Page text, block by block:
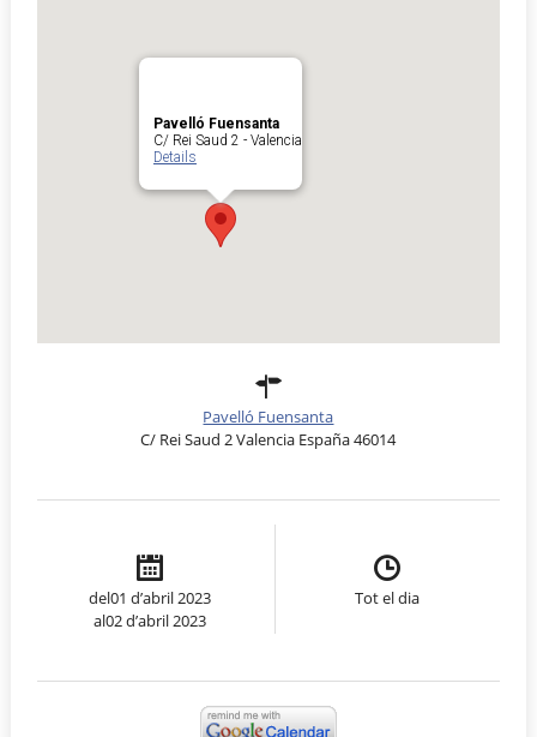
Pavelló Fuensanta
C/ Rei Saud 2 - Valencia
Details
Pavelló Fuensanta
C/ Rei Saud 2 Valencia España 46014
del01 d’abril 2023
al02 d’abril 2023
Tot el dia